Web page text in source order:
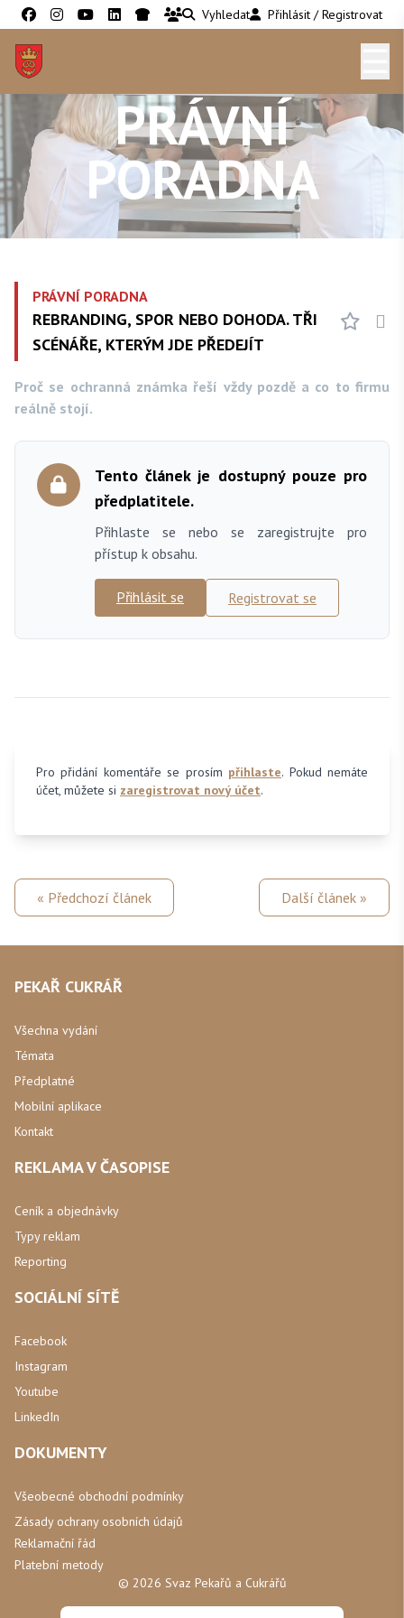
Vyhledat Přihlásit / Registrovat
PRÁVNÍ
PORADNA
PRÁVNÍ PORADNA
REBRANDING, SPOR NEBO DOHODA. TŘI
SCÉNÁŘE, KTERÝM JDE PŘEDEJÍT
Proč se ochranná známka řeší vždy pozdě a co to firmu
reálně stojí.
Tento článek je dostupný pouze pro
předplatitele.
Přihlaste se nebo se zaregistrujte pro
přístup k obsahu.
Přihlásit se Registrovat se
Pro přidání komentáře se prosím přihlaste. Pokud nemáte
účet, můžete si zaregistrovat nový účet.
« Předchozí článek Další článek »
PEKAŘ CUKRÁŘ
Všechna vydání
Témata
Předplatné
Mobilní aplikace
Kontakt
REKLAMA V ČASOPISE
Ceník a objednávky
Typy reklam
Reporting
SOCIÁLNÍ SÍTĚ
Facebook
Instagram
Youtube
LinkedIn
DOKUMENTY
Všeobecné obchodní podmínky
Zásady ochrany osobních údajů
Reklamační řád
Platební metody
© 2026 Svaz Pekařů a Cukrářů